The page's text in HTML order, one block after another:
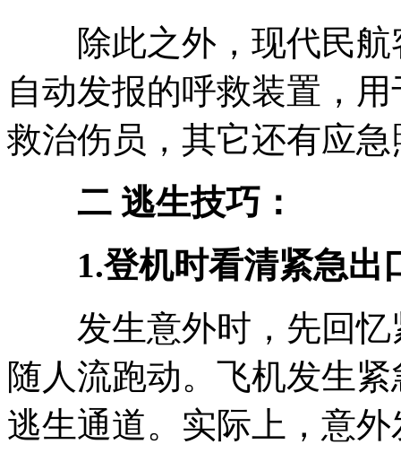
除此之外，现代民航
自动发报的呼救装置，
救治伤员，其它还有应
二 逃生技巧：
1.登机时看清紧急出
发生意外时，先回忆
随人流跑动。飞机发生
逃生通道。实际上，意